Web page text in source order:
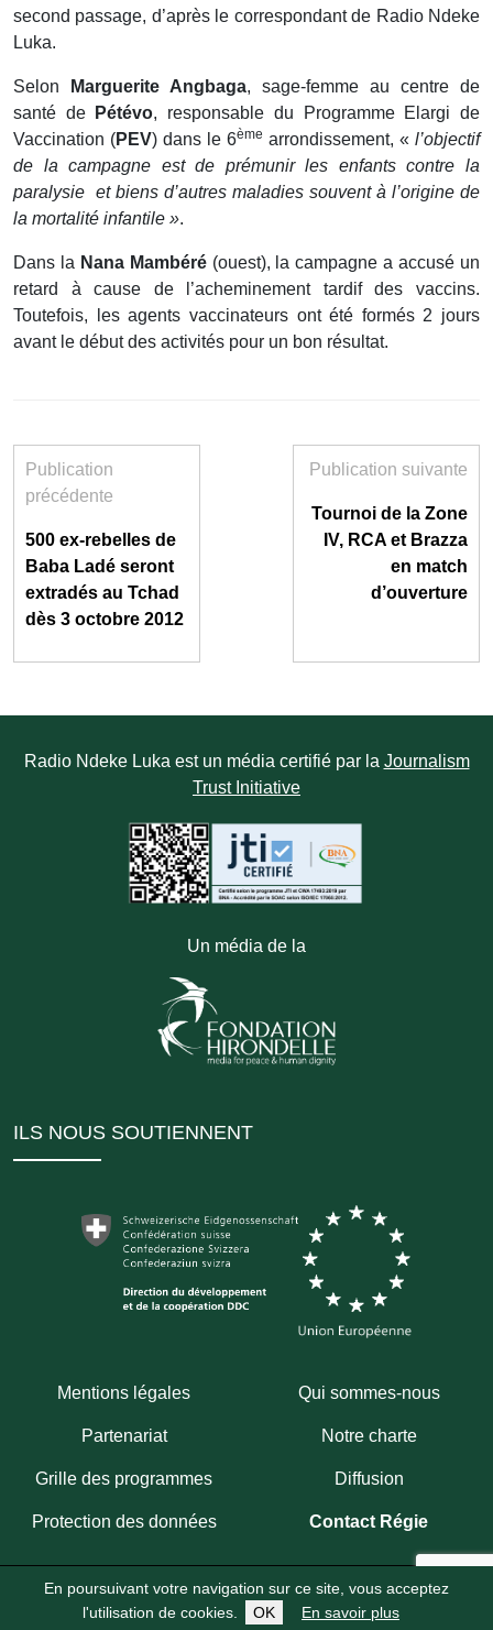
En poursuivant votre navigation sur ce site, vous acceptez
l'utilisation de cookies.
OK En savoir plus
Abonnez-vous à notre chaîne WhatsApp
second passage, d’après le correspondant de Radio Ndeke
Luka.
Selon Marguerite Angbaga, sage-femme au centre de
santé de
Pétévo, responsable du Programme Elargi de
Vaccination (PEV) dans le 6ème arrondissement, « l’objectif
de la campagne est de prémunir les enfants contre la
paralysie et biens d’autres maladies souvent à l’origine de
la mortalité infantile ».
Dans la Nana Mambéré(ouest), la campagne a accusé un
retard à cause de l’acheminement tardif des vaccins.
Toutefois, les agents vaccinateurs ont été formés 2 jours
avant le début des activités pour un bon résultat.
Publication
précédente
500 ex-rebelles de
Baba Ladé seront
extradés au Tchad
dès 3 octobre 2012
Publication suivante
Tournoi de la Zone
IV, RCA et Brazza
en match
d’ouverture
Radio Ndeke Luka est un média certifié par la Journalism
Trust Initiative
Un média de la
ILS NOUS SOUTIENNENT
Mentions légales Qui sommes-nous
Partenariat Notre charte
Grille des programmes Diffusion
Protection des données Contact Régie
Copyright 2026Fondation Hirondelle